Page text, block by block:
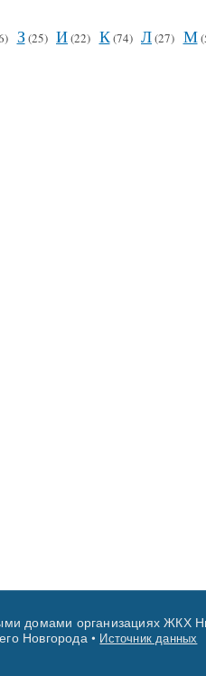
З(25) И(22) К(74) Л(27) М
домами организациях ЖКХ
Новгорода • Источник данных